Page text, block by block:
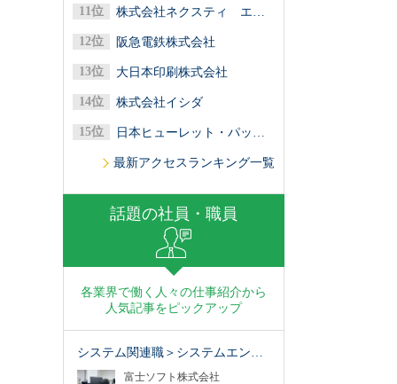
株式会社ネクスティ エレクトロニクス
阪急電鉄株式会社
大日本印刷株式会社
株式会社イシダ
日本ヒューレット・パッカード合同会社
最新アクセスランキング一覧
話題の社員・職員
各業界で働く人々の仕事紹介から
人気記事をピックアップ
システム関連職＞システムエン…
富士ソフト株式会社